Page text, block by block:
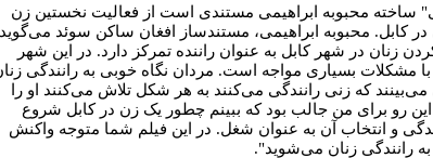
ساخته محبوبه ابراهیمی مستندی است از فعالیت نخستین زن
در کابل. محبوبه ابراهیمی، مستندساز افغان ساکن سوئد
زنان در شهر کابل به عنوان راننده تمرکز دارد. در این شهر
با مشکلات بسیاری مواجه است. مردان نگاه خوبی به رانندگی
می‌بینند که زنی رانندگی می‌کنند به هر شکل تلاش می‌کنند او را
این رو برای من جالب بود که ببینم چطور یک زن در کابل شروع
و انتخاب آن به عنوان شغل. در این فیلم شما متوجه واکنش
رانندگی زنان می‌شوید".